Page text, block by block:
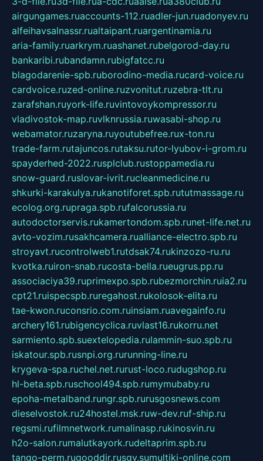
airgungames.ruaccounts-112.ruadler-jun.ruadonyev.ru
alfeihavsalnassr.rualtaipant.ruargentinamia.ru
aria-family.ruarkrym.ruashanet.rubelgorod-day.ru
bankaribi.rubandamn.rubigfatcc.ru
blagodarenie-spb.ruborodino-media.rucard-voice.ru
cardvoice.ruzed-online.ruzvonitut.ruzebra-tlt.ru
zarafshan.ruyork-life.ruvintovoykompressor.ru
vladivostok-map.ruvlknrussia.ruwasabi-shop.ru
webamator.ruzaryna.ruyoutubefree.rux-ton.ru
trade-farm.rutajuncos.rutaksu.rutor-lyubov-i-grom.ru
spayderhed-2022.rusplclub.rustoppamedia.ru
snow-guard.ruslovar-ivrit.rucleanmedicine.ru
shkurki-karakulya.rukanotiforet.spb.rututmassage.ru
ecolog.org.rupraga.spb.rufalcorussia.ru
autodoctorservis.rukamertondom.spb.runet-life.net.ru
avto-vozim.rusakhcamera.rualliance-electro.spb.ru
stroyavt.rucontrolweb1.rutdsak74.rukinzozo-ru.ru
kvotka.ruiron-snab.rucosta-bella.rueugrus.pp.ru
associaciya39.ruprimexpo.spb.rubezmorchin.ruia2.ru
cpt21.ruispecspb.ruregahost.rukolosok-elita.ru
tae-kwon.ruconsrio.com.ruinsiam.ruavegainfo.ru
archery161.rubigencyclica.ruvlast16.rukorru.net
sarmiento.spb.suextelopedia.rulammin-suo.spb.ru
iskatour.spb.rusnpi.org.rurunning-line.ru
krygeva-spa.ruchel.net.rurust-loco.rudugshop.ru
hl-beta.spb.ruschool494.spb.rumymubaby.ru
epoha-metalband.rungr.spb.rurusgosnews.com
dieselvostok.ru24hostel.msk.ruw-dev.ruf-ship.ru
regsmi.rufilmnetwork.rumalinasp.rukinosvin.ru
h2o-salon.rumalutkayork.rudeltaprim.spb.ru
tango-perm.rugooddir.rusgv.sumultiki-online.com